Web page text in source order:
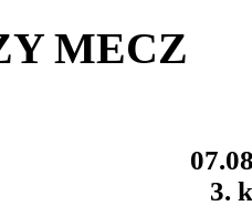
MECZ
3.